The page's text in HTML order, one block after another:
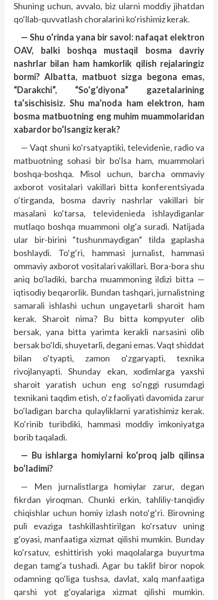
Shuning uchun, avvalo, biz ularni moddiy jihatdan
qo‘llab-quvvatlash choralarini ko‘rishimiz kerak.
— Shu o‘rinda yana bir savol: nafaqat elektron
OAV, balki boshqa mustaqil bosma davriy
nashrlar bilan ham hamkorlik qilish rejalaringiz
bormi? Albatta, matbuot sizga begona emas,
“Darakchi”, “So‘g‘diyona” gazetalarining
ta’sischisisiz. Shu ma’noda ham elektron, ham
bosma matbuotning eng muhim muammolaridan
xabardor bo‘lsangiz kerak?
— Vaqt shuni ko‘rsatyaptiki, televidenie, radio va
matbuotning sohasi bir bo‘lsa ham, muammolari
boshqa-boshqa. Misol uchun, barcha ommaviy
axborot vositalari vakillari bitta konferentsiyada
o‘tirganda, bosma davriy nashrlar vakillari bir
masalani ko‘tarsa, televidenieda ishlaydiganlar
mutlaqo boshqa muammoni olg‘a suradi. Natijada
ular bir-birini “tushunmaydigan” tilda gaplasha
boshlaydi. To‘g‘ri, hammasi jurnalist, hammasi
ommaviy axborot vositalari vakillari. Bora-bora shu
aniq bo‘ladiki, barcha muammoning ildizi bitta —
iqtisodiy beqarorlik. Bundan tashqari, jurnalistning
samarali ishlashi uchun ungayetarli sharoit ham
kerak. Sharoit nima? Bu bitta komp­yuter olib
bersak, yana bitta yarimta kerakli narsasini olib
bersak bo‘ldi, shuyetarli, degani emas. Vaqt shiddat
bilan o‘tyapti, zamon o‘zgaryapti, texnika
rivojlanyapti. Shunday ekan, xodimlarga yaxshi
sharoit yaratish uchun eng so‘nggi rusumdagi
texnikani taqdim etish, o‘z faoliyati davomida zarur
bo‘ladigan barcha qulayliklarni yaratishimiz kerak.
Ko‘rinib turibdiki, hammasi moddiy imkoniyatga
borib taqaladi.
— Bu ishlarga homiylarni ko‘proq jalb qilinsa
bo‘ladimi?
— Men jurnalistlarga homiylar zarur, degan
fikrdan yiroqman. Chunki erkin, tahliliy-tan­qidiy
chiqishlar uchun homiy izlash noto‘g‘ri. Birovning
puli evaziga tashkillashtirilgan ko‘rsatuv uning
g‘oyasi, manfaatiga xizmat qilishi mumkin. Bunday
ko‘rsatuv, eshittirish yoki maqolalarga buyurtma
degan tamg‘a tushadi. Agar bu taklif biror nopok
odamning qo‘liga tushsa, davlat, xalq manfaatiga
qarshi yot g‘oyalariga xizmat qilishi mumkin.